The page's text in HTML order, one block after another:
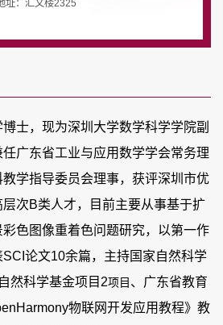
址：汇文楼2325
士，现为深圳大学数学科学学院副
广东省工业与应用数学学会常务理
学指导委员会理事，获评深圳市优
次B类人才，目前主要从事基于扩
色图像重着色问题研究，以第一作
SCI 论文10余篇，主持国家自然科学
然科学基金项目 2项目、广东省教育
物联网开发应用教程》教